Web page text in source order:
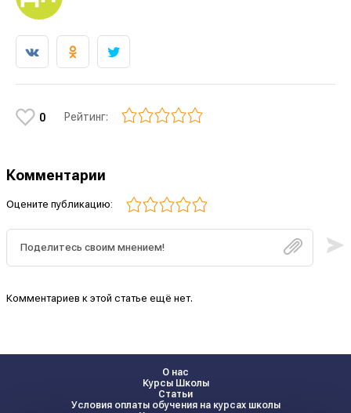
0 Рейтинг:
Комментарии
Оцените публикацию:
Комментариев к этой статье ещё нет.
О нас
Курсы Школы
Статьи
Условия оплаты обучения на курсах школы